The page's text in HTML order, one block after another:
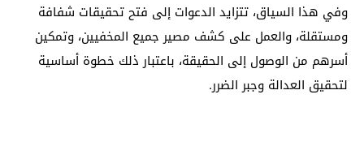
وفي هذا السياق، تتزايد الدعوات إلى فتح تحقيقات شفافة
ومستقلة، والعمل على كشف مصير جميع المخفيين، وتمكين
أسرهم من الوصول إلى الحقيقة، باعتبار ذلك خطوة أساسية
لتحقيق العدالة وجبر الضرر.